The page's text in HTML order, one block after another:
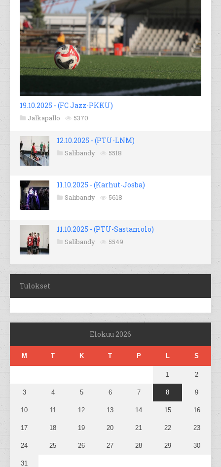
19.10.2025 - (FC Jazz-PKKU)
Jalkapallo 5370
12.10.2025 - (PTU-LNM)
Salibandy 5518
11.10.2025 - (Karhut-Josba)
Salibandy 5618
11.10.2025 - (PTU-Sastamolo)
Salibandy 5549
Tulokset
Elokuu 2026
M T K T P L S
1 2
3 4 5 6 7 8 9
10 11 12 13 14 15 16
17 18 19 20 21 22 23
24 25 26 27 28 29 30
31